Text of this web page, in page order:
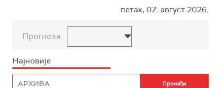
петак, 07. август 2026.
Прогноза
Најновије